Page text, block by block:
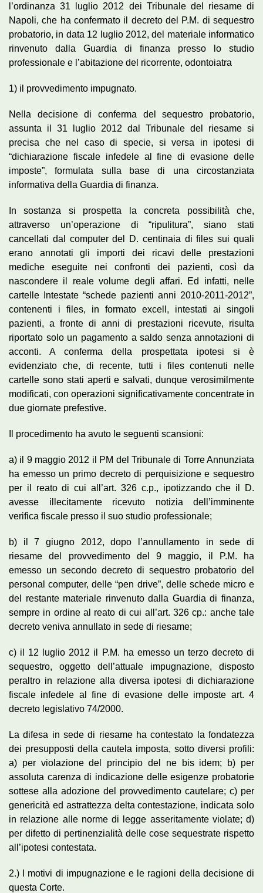
l’ordinanza 31 luglio 2012 dei Tribunale del riesame di
Napoli, che ha confermato il decreto del P.M. di sequestro
probatorio, in data 12 luglio 2012, del materiale informatico
rinvenuto dalla Guardia di finanza presso lo studio
professionale e l’abitazione del ricorrente, odontoiatra
1) il provvedimento impugnato.
Nella decisione di conferma del sequestro probatorio,
assunta il 31 luglio 2012 dal Tribunale del riesame si
precisa che nel caso di specie, si versa in ipotesi di
“dichiarazione fiscale infedele al fine di evasione delle
imposte”, formulata sulla base di una circostanziata
informativa della Guardia di finanza.
In sostanza si prospetta la concreta possibilità che,
attraverso un’operazione di “ripulitura”, siano stati
cancellati dal computer del D. centinaia di files sui quali
erano annotati gli importi dei ricavi delle prestazioni
mediche eseguite nei confronti dei pazienti, così da
nascondere il reale volume degli affari. Ed infatti, nelle
cartelle Intestate “schede pazienti anni 2010-2011-2012”,
contenenti i files, in formato excell, intestati ai singoli
pazienti, a fronte di anni di prestazioni ricevute, risulta
riportato solo un pagamento a saldo senza annotazioni di
acconti. A conferma della prospettata ipotesi si è
evidenziato che, di recente, tutti i files contenuti nelle
cartelle sono stati aperti e salvati, dunque verosimilmente
modificati, con operazioni significativamente concentrate in
due giornate prefestive.
Il procedimento ha avuto le seguenti scansioni:
a) il 9 maggio 2012 il PM del Tribunale di Torre Annunziata
ha emesso un primo decreto di perquisizione e sequestro
per il reato di cui all’art. 326 c.p., ipotizzando che il D.
avesse illecitamente ricevuto notizia dell’imminente
verifica fiscale presso il suo studio professionale;
b) il 7 giugno 2012, dopo l’annullamento in sede di
riesame del provvedimento del 9 maggio, il P.M. ha
emesso un secondo decreto di sequestro probatorio del
personal computer, delle “pen drive”, delle schede micro e
del restante materiale rinvenuto dalla Guardia di finanza,
sempre in ordine al reato di cui all’art. 326 cp.: anche tale
decreto veniva annullato in sede di riesame;
c) il 12 luglio 2012 il P.M. ha emesso un terzo decreto di
sequestro, oggetto dell’attuale impugnazione, disposto
peraltro in relazione alla diversa ipotesi di dichiarazione
fiscale infedele al fine di evasione delle imposte art. 4
decreto legislativo 74/2000.
La difesa in sede di riesame ha contestato la fondatezza
dei presupposti della cautela imposta, sotto diversi profili:
a) per violazione del principio del ne bis idem; b) per
assoluta carenza di indicazione delle esigenze probatorie
sottese alla adozione del provvedimento cautelare; c) per
genericità ed astrattezza delta contestazione, indicata solo
in relazione alle norme di legge asseritamente violate; d)
per difetto di pertinenzialità delle cose sequestrate rispetto
all’ipotesi contestata.
2.) I motivi di impugnazione e le ragioni della decisione di
questa Corte.